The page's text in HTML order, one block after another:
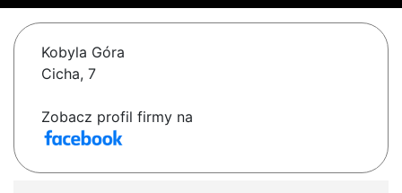
Kobyla Góra
Cicha, 7
Zobacz profil firmy na